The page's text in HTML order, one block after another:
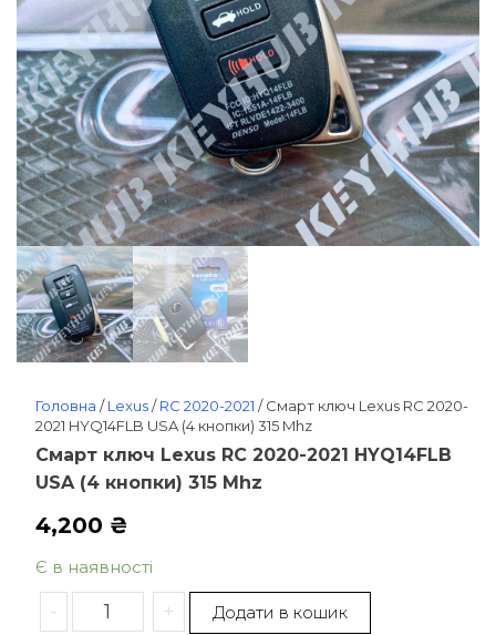
Головна /Lexus/RC 2020-2021 / Смарт ключ Lexus RC 2020-
2021 HYQ14FLB USA (4 кнопки) 315 Mhz
Смарт ключ Lexus RC 2020-2021 HYQ14FLB
USA (4 кнопки) 315 Mhz
4,200 ₴
Є в наявності
- + Додати в кошик